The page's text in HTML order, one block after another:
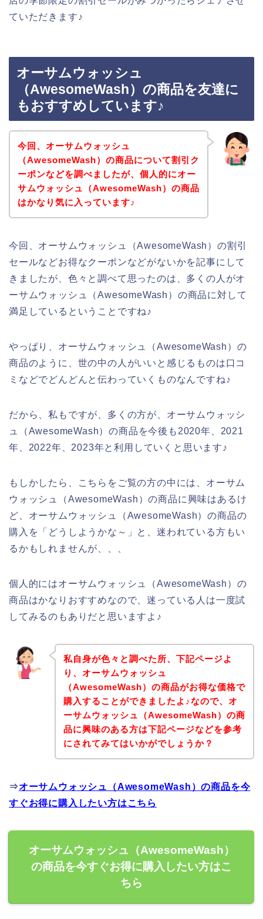
ていただきます♪
オーサムウォッシュ
（AwesomeWash）の商品を友達に
もおすすめしています♪
今回、オーサムウォッシュ
（AwesomeWash）の商品について割引ク
ーポンなどを調べましたが、個人的にオー
サムウォッシュ（AwesomeWash）の商品
はかなり気に入っています♪
今回、オーサムウォッシュ（AwesomeWash）の割引
セールなどお得なクーポンなどがないかを記事にして
きましたが、色々と調べて思ったのは、多くの人がオ
ーサムウォッシュ（AwesomeWash）の商品に対して
満足しているということですね♪
やっぱり、オーサムウォッシュ（AwesomeWash）の
商品のように、世の中の人がいいと感じるものは口コ
ミなどでどんどんと伝わっていくものなんですね♪
だから、私もですが、多くの方が、オーサムウォッシ
ュ（AwesomeWash）の商品を今後も2020年、2021
年、2022年、2023年と利用していくと思います♪
もしかしたら、こちらをご覧の方の中には、オーサム
ウォッシュ（AwesomeWash）の商品に興味はあるけ
ど、オーサムウォッシュ（AwesomeWash）の商品の
購入を「どうしようかな～」と、迷われている方もい
るかもしれませんが、、、
個人的にはオーサムウォッシュ（AwesomeWash）の
商品はかなりおすすめなので、迷っている人は一度試
してみるのもありだと思いますよ♪
私自身が色々と調べた所、下記ページよ
り、オーサムウォッシュ
（AwesomeWash）の商品がお得な価格で
購入することができましたよ♪なので、オ
ーサムウォッシュ（AwesomeWash）の商
品に興味のある方は下記ページなどを参考
にされてみてはいかがでしょうか？
⇒オーサムウォッシュ（AwesomeWash）の商品を今
すぐお得に購入したい方はこちら
オーサムウォッシュ（AwesomeWash）
の商品を今すぐお得に購入したい方はこ
ちら